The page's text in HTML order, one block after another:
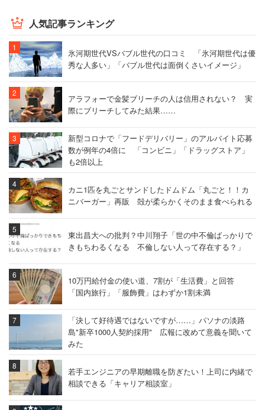
人気記事ランキング
氷河期世代VSバブル世代の口コミ 「氷河期世代は優
秀な人多い」「バブル世代は面倒くさいイメージ」
アラフォーで金髪ブリーチの人は信用されない？ 実
際にブリーチしてみた結果……
新型コロナで「フードデリバリー」のアルバイト応募
数が例年の4倍に 「コンビニ」「ドラッグストア」
も2倍以上
カニ1匹を丸ごとサンドしたドムドム「丸ごと！！カ
ニバーガー」再販 殻が柔らかくそのまま食べられる
東出昌大への批判？中川翔子「世の中不倫ばっかりで
きもちわるくなる 不倫しない人って存在する？」
10万円給付金の使い道、7割が「生活費」と回答
「国内旅行」「服飾費」はわずか1割未満
「決して好待遇ではないですが……」パソナの淡路
島"新卒1000人契約採用" 広報に改めて意義を聞いて
みた
若手エンジニアの早期離職を防ぎたい！上司に内緒で
相談できる「キャリア相談室」